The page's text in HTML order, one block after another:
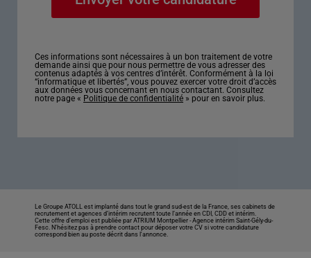
Ces informations sont nécessaires à un bon traitement de votre
demande ainsi que pour nous permettre de vous adresser des
contenus adaptés à vos centres d’intérêt. Conformément à la loi
“informatique et libertés”, vous pouvez exercer votre droit d’accès
aux données vous concernant en nous contactant. Consultez
notre page « Politique de confidentialité » pour en savoir plus.
Le Groupe ATOLL est implanté dans tout le grand sud-est de la France, ses cabinets de
recrutement et agences d’intérim recrutent toute l’année en CDI, CDD et intérim.
Cette offre d’emploi est publiée par ATRIUM Montpellier -Agence intérim Saint-Gély-du-
Fesc. N’hésitez pas à prendre contact pour déposer votre CV si votre candidature
correspond bien au poste décrit dans l'annonce.